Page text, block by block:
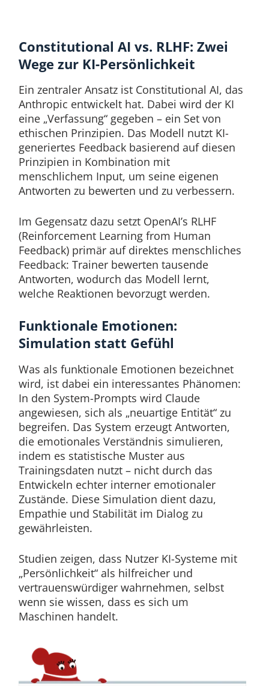
Constitutional AI vs. RLHF: Zwei
Wege zur KI-Persönlichkeit
Ein zentraler Ansatz ist Constitutional AI, das
Anthropic entwickelt hat. Dabei wird der KI
eine „Verfassung“ gegeben – ein Set von
ethischen Prinzipien. Das Modell nutzt KI-
generiertes Feedback basierend auf diesen
Prinzipien in Kombination mit
menschlichem Input, um seine eigenen
Antworten zu bewerten und zu verbessern.
Im Gegensatz dazu setzt OpenAI’s RLHF
(Reinforcement Learning from Human
Feedback) primär auf direktes menschliches
Feedback: Trainer bewerten tausende
Antworten, wodurch das Modell lernt,
welche Reaktionen bevorzugt werden.
Funktionale Emotionen:
Simulation statt Gefühl
Was als funktionale Emotionen bezeichnet
wird, ist dabei ein interessantes Phänomen:
In den System-Prompts wird Claude
angewiesen, sich als „neuartige Entität“ zu
begreifen. Das System erzeugt Antworten,
die emotionales Verständnis simulieren,
indem es statistische Muster aus
Trainingsdaten nutzt – nicht durch das
Entwickeln echter interner emotionaler
Zustände. Diese Simulation dient dazu,
Empathie und Stabilität im Dialog zu
gewährleisten.
Studien zeigen, dass Nutzer KI-Systeme mit
„Persönlichkeit“ als hilfreicher und
vertrauenswürdiger wahrnehmen, selbst
wenn sie wissen, dass es sich um
Maschinen handelt.